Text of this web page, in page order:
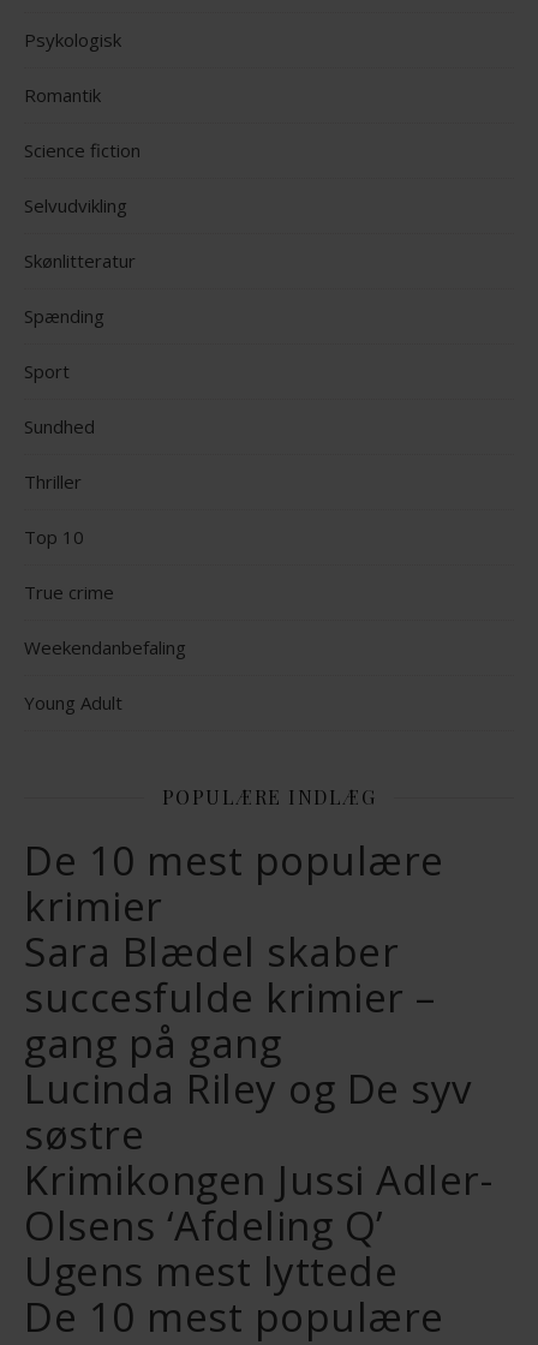
Psykologisk
Romantik
Science fiction
Selvudvikling
Skønlitteratur
Spænding
Sport
Sundhed
Thriller
Top 10
True crime
Weekendanbefaling
Young Adult
POPULÆRE INDLÆG
De 10 mest populære
krimier
Sara Blædel skaber
succesfulde krimier –
gang på gang
Lucinda Riley og De syv
søstre
Krimikongen Jussi Adler-
Olsens ‘Afdeling Q’
Ugens mest lyttede
De 10 mest populære